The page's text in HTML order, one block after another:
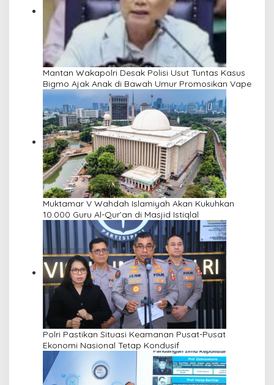
Mantan Wakapolri Desak Polisi Usut Tuntas Kasus
Bigmo Ajak Anak di Bawah Umur Promosikan Vape
Muktamar V Wahdah Islamiyah Akan Kukuhkan
10.000 Guru Al-Qur’an di Masjid Istiqlal
Polri Pastikan Situasi Keamanan Pusat-Pusat
Ekonomi Nasional Tetap Kondusif